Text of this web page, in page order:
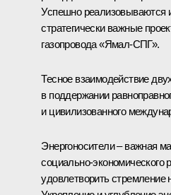
Успешно реализовываются
стратегически важные
газопровода «Ямал‑СПГ».
Тесное взаимодействие
в поддержании
и цивилизованного
Энергоносители – важная
социально‑экономического
удовлетворить стремление